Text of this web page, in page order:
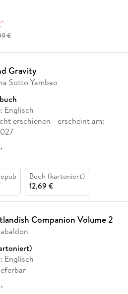
*
€
Gravity
Sotto Yambao
Englisch
erschienen - erscheint am:
*
Buch (kartoniert)
12,69 €
Companion Volume 2
Englisch
*